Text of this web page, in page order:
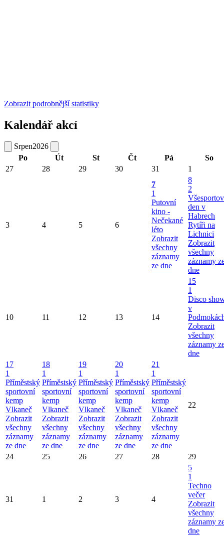
Zobrazit podrobnější statistiky
Kalendář akcí
Srpen2026
Po
Út St Čt Pá
So
27
28 29 30 31 1
3 4 5 6
7
1
Putovní
kino -
Nečekané
léto
Zobrazit
všechny
záznamy
ze dne
8
2
den v
Habrech
Rytíři na
Lichnici
Zobrazit
všechny
záznamy
dne
10 11 12 13 14
15
1
Disco
v
Zobrazit
všechny
záznamy
dne
17
1
Příměstský
sportovní
kemp
Vlkaneč
Zobrazit
všechny
záznamy
ze dne
18
1
Příměstský
sportovní
kemp
Vlkaneč
Zobrazit
všechny
záznamy
ze dne
19
1
Příměstský
sportovní
kemp
Vlkaneč
Zobrazit
všechny
záznamy
ze dne
20
1
Příměstský
sportovní
kemp
Vlkaneč
Zobrazit
všechny
záznamy
ze dne
21
1
Příměstský
sportovní
kemp
Vlkaneč
Zobrazit
všechny
záznamy
ze dne
22
24 25 26 27 28 29
31 1 2 3 4
5
1
Techno
večer
Zobrazit
všechny
záznamy
dne